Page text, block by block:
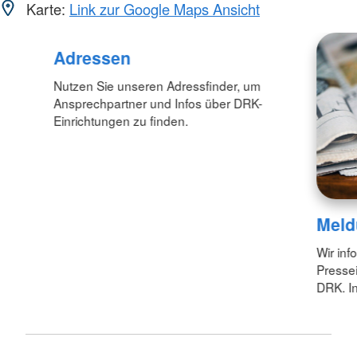
Karte: Link zur Google Maps Ansicht
Adressen
Nutzen Sie unseren Adressfinder, um
Ansprechpartner und Infos über DRK-
Einrichtungen zu finden.
Wir
DRK.